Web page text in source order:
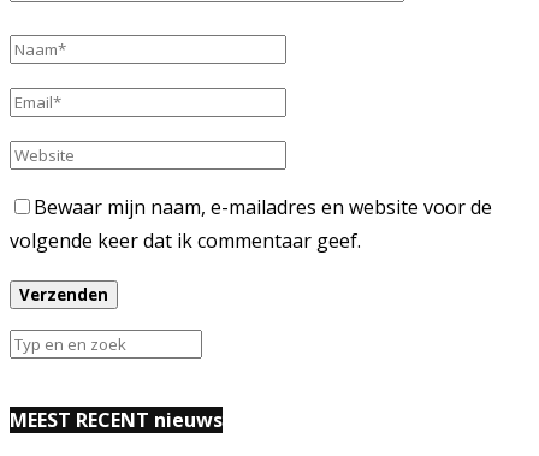
Bewaar mijn naam, e-mailadres en website voor de
volgende keer dat ik commentaar geef.
MEEST RECENT nieuws